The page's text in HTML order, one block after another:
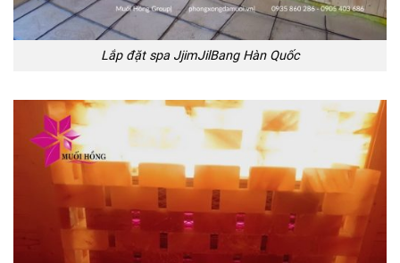
Lắp đặt spa JjimJilBang Hàn Quốc